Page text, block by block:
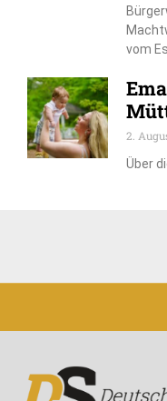
vom
2.
Über